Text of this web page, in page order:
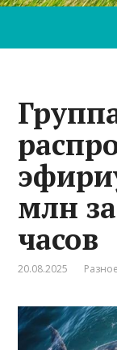
млн
часов
20.08.2025 Разное